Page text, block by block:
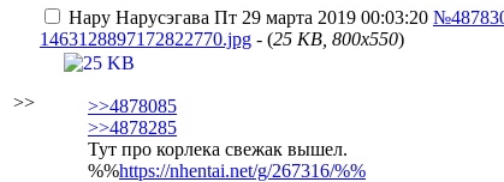
>>
Нару Нарусэгава Пт 29 марта 2019 00:03:20
1463128897172822770.jpg - (25 KB, 800x550)
>>4878085
>>4878285
Тут про корлека свежак вышел.
%%https://nhentai.net/g/267316/%%